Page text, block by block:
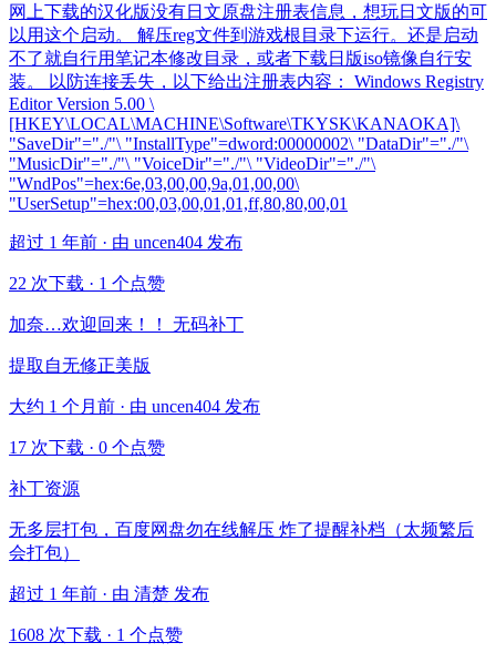
网上下载的汉化版没有日文原盘注册表信息，想玩日文版的可
以用这个启动。 解压reg文件到游戏根目录下运行。还是启动
不了就自行用笔记本修改目录，或者下载日版iso镜像自行安
装。 以防连接丢失，以下给出注册表内容： Windows Registry
Editor Version 5.00 \
[HKEY\LOCAL\MACHINE\Software\TKYSK\KANAOKA]\
"SaveDir"="./"\ "InstallType"=dword:00000002\ "DataDir"="./"\
"MusicDir"="./"\ "VoiceDir"="./"\ "VideoDir"="./"\
"WndPos"=hex:6e,03,00,00,9a,01,00,00\
"UserSetup"=hex:00,03,00,01,01,ff,80,80,00,01
超过 1 年前 · 由 uncen404 发布
22 次下载 · 1 个点赞
加奈…欢迎回来！！ 无码补丁
提取自无修正美版
大约 1 个月前 · 由 uncen404 发布
17 次下载 · 0 个点赞
补丁资源
无多层打包，百度网盘勿在线解压 炸了提醒补档（太频繁后
会打包）
超过 1 年前 · 由 清楚 发布
1608 次下载 · 1 个点赞